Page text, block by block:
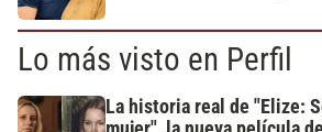
Lo más visto en Perfil
La historia real de "Elize: